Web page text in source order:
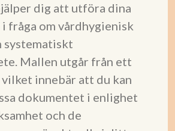
dig att utföra dina
fråga om vårdhygienisk
systematiskt
Mallen utgår från ett
vilket innebär att du kan
dokumentet i enlighet
och de